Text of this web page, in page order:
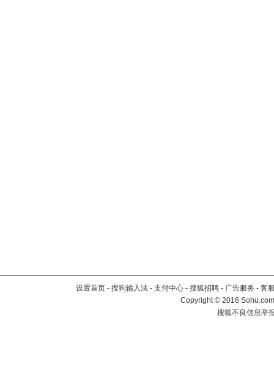
设置首页 - 搜狗输入法 - 支付中心 - 搜狐招聘 - 广告服务 - 客
Copyright©2016
搜狐不良信息举